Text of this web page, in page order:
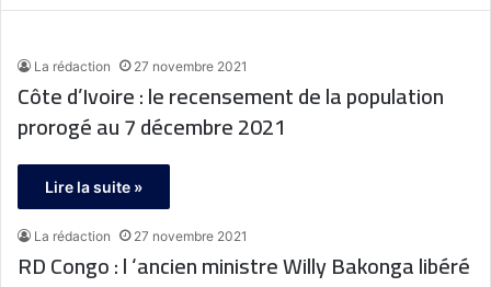
La rédaction 27 novembre 2021
Côte d’Ivoire : le recensement de la population
prorogé au 7 décembre 2021
Lire la suite »
La rédaction 27 novembre 2021
RD Congo : l ‘ancien ministre Willy Bakonga libéré